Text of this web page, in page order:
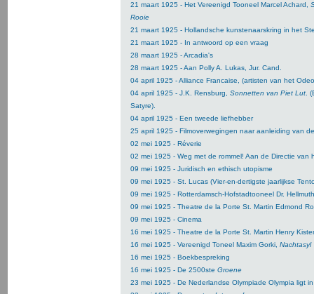
21 maart 1925 - Het Vereenigd Tooneel Marcel Achard,
Rooie
21 maart 1925 - Hollandsche kunstenaarskring in het
21 maart 1925 - In antwoord op een vraag
28 maart 1925 - Arcadia's
28 maart 1925 - Aan Polly A. Lukas, Jur. Cand.
04 april 1925 - Alliance Francaise, (artisten van het
04 april 1925 - J.K. Rensburg, Sonnetten van Piet Lut .
Satyre).
04 april 1925 - Een tweede liefhebber
25 april 1925 - Filmoverwegingen naar aanleiding van
02 mei 1925 - Réverie
02 mei 1925 - Weg met de rommel! Aan de Directie van
09 mei 1925 - Juridisch en ethisch utopisme
09 mei 1925 - St. Lucas (Vier-en-dertigste jaarlijkse
09 mei 1925 - Rotterdamsch-Hofstadtooneel Dr.
09 mei 1925 - Theatre de la Porte St. Martin Edmond
09 mei 1925 - Cinema
16 mei 1925 - Theatre de la Porte St. Martin Henry
16 mei 1925 - Vereenigd Toneel Maxim Gorki, Nachtasyl
16 mei 1925 - Boekbespreking
16 mei 1925 - De 2500ste Groene
23 mei 1925 - De Nederlandse Olympiade Olympia ligt